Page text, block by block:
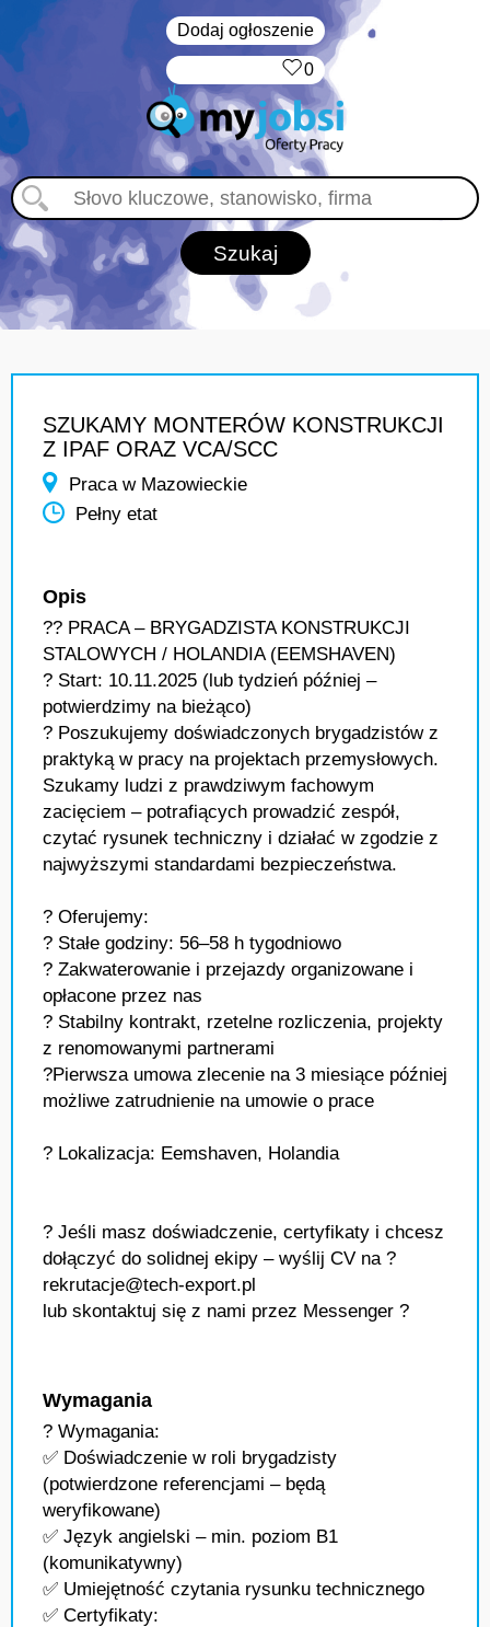
Dodaj ogłoszenie
0
SZUKAMY MONTERÓW KONSTRUKCJI
Z IPAF ORAZ VCA/SCC
Praca w Mazowieckie
Pełny etat
Opis
?? PRACA – BRYGADZISTA KONSTRUKCJI
STALOWYCH / HOLANDIA (EEMSHAVEN)
? Start: 10.11.2025 (lub tydzień później –
potwierdzimy na bieżąco)
? Poszukujemy doświadczonych brygadzistów z
praktyką w pracy na projektach przemysłowych.
Szukamy ludzi z prawdziwym fachowym
zacięciem – potrafiących prowadzić zespół,
czytać rysunek techniczny i działać w zgodzie z
najwyższymi standardami bezpieczeństwa.
? Oferujemy:
? Stałe godziny: 56–58 h tygodniowo
? Zakwaterowanie i przejazdy organizowane i
opłacone przez nas
? Stabilny kontrakt, rzetelne rozliczenia, projekty
z renomowanymi partnerami
?Pierwsza umowa zlecenie na 3 miesiące później
możliwe zatrudnienie na umowie o prace
? Lokalizacja: Eemshaven, Holandia
? Jeśli masz doświadczenie, certyfikaty i chcesz
dołączyć do solidnej ekipy – wyślij CV na ?
rekrutacje@tech-export.pl
lub skontaktuj się z nami przez Messenger ?
Wymagania
? Wymagania:
✅ Doświadczenie w roli brygadzisty
(potwierdzone referencjami – będą
weryfikowane)
✅ Język angielski – min. poziom B1
(komunikatywny)
✅ Umiejętność czytania rysunku technicznego
✅ Certyfikaty: